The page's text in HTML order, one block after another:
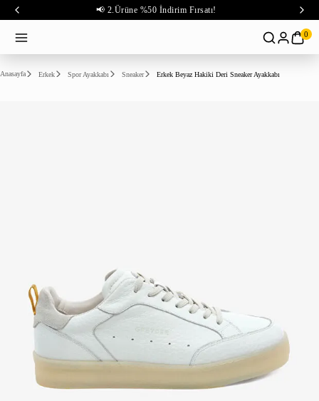
📢 2.Ürüne %50 İndirim Fırsatı!
0
Anasayfa Erkek Spor Ayakkabı Sneaker Erkek Beyaz Hakiki Deri Sneaker Ayakkabı